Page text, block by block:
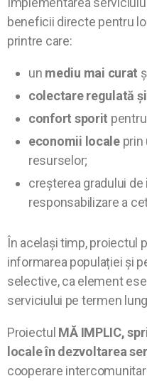
beneficii directe pentru
printre care:
un mediu mai curat
colectare regulată
confort sporit
economii localeprin
resurselor;
creșterea gradului de
responsabilizare a
În același timp, proiectul
informarea populației și
selective, ca element
serviciului pe termen
Proiectul MĂ IMPLIC,
locale în dezvoltarea
cooperare